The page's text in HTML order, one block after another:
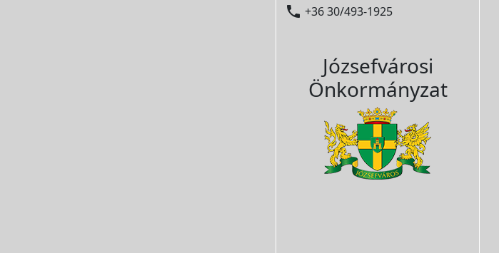
 +36 30/493-1925
Józsefvárosi
Önkormányzat